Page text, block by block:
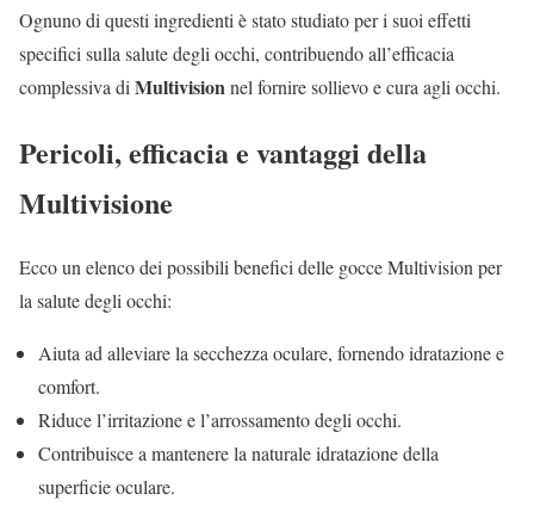
Ognuno di questi ingredienti è stato studiato per i suoi effetti
specifici sulla salute degli occhi, contribuendo all’efficacia
complessiva di Multivisionnel fornire sollievo e cura agli occhi.
Pericoli, efficacia e vantaggi della
Multivisione
Ecco un elenco dei possibili benefici delle gocce Multivision per
la salute degli occhi:
Aiuta ad alleviare la secchezza oculare, fornendo idratazione e
comfort.
Riduce l’irritazione e l’arrossamento degli occhi.
Contribuisce a mantenere la naturale idratazione della
superficie oculare.